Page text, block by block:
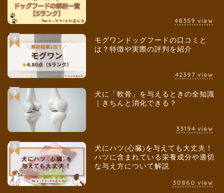
48359 view
4
モグワンドッグフードの口コミと
は？特徴や実際の評判を紹介
42397 view
5
犬に「軟骨」を与えるときの全知識
｜きちんと消化できる？
33194 view
6
犬にハツ(心臓)を与えても大丈夫！
ハツに含まれている栄養成分や適切
な与え方について解説
30860 view